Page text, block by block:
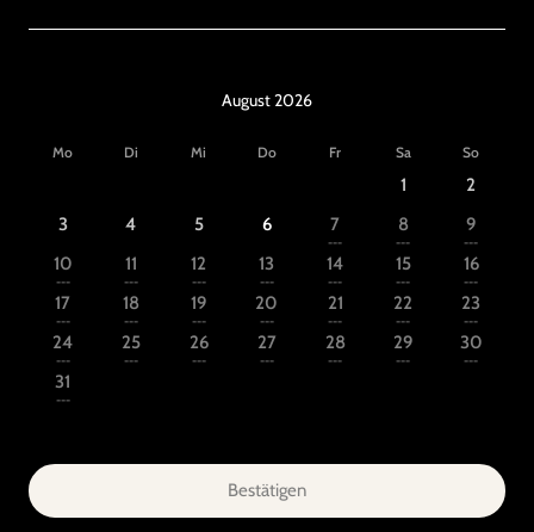
August 2026
Mo Di Mi Do Fr Sa So
1
2
3
4 5 6 7
---
8
---
9
---
10
---
11
---
12
---
13
---
14
---
15
---
16
---
17
---
18
---
19
---
20
---
21
---
22
---
23
---
24
---
25
---
26
---
27
---
28
---
29
---
30
---
31
---
Bestätigen